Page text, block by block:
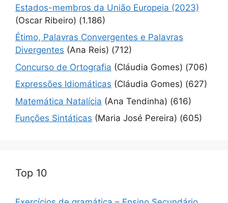
Estados-membros da União Europeia (2023)
(Oscar Ribeiro) (1.186)
Étimo, Palavras Convergentes e Palavras
Divergentes (Ana Reis) (712)
Concurso de Ortografia (Cláudia Gomes) (706)
Expressões Idiomáticas (Cláudia Gomes) (627)
Matemática Natalícia (Ana Tendinha) (616)
Funções Sintáticas (Maria José Pereira) (605)
Top 10